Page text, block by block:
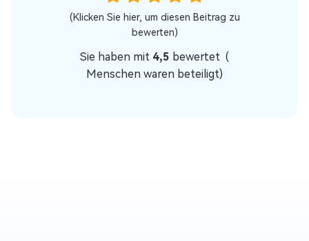
(Klicken Sie hier, um diesen Beitrag zu
bewerten)
Sie haben mit 4,5 bewertet (
Menschen waren beteiligt)